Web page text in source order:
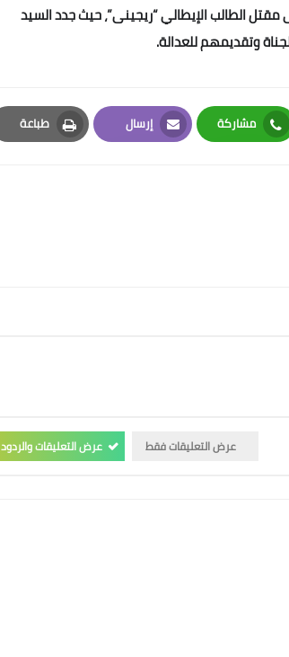
مقتل الطالب الإيطالي “ريجينى”، حيث جدد السيد
وتقديمهم للعدالة.
مشاركة
Whatsapp
إرسال
Email
طباعة
Print
عرض التعليقات فقط عرض التعليقات والردود